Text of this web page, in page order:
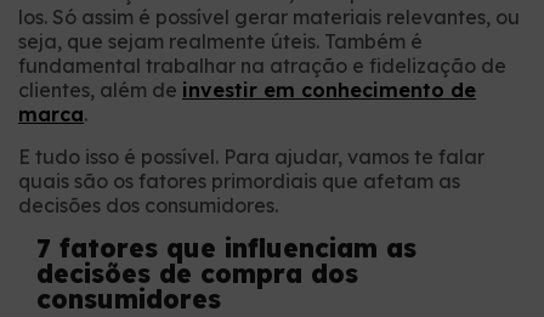
los. Só assim é possível gerar materiais relevantes, ou
seja, que sejam realmente úteis. Também é
fundamental trabalhar na atração e fidelização de
clientes, além de investir em conhecimento de
marca.
E tudo isso é possível. Para ajudar, vamos te falar
quais são os fatores primordiais que afetam as
decisões dos consumidores.
7 fatores que influenciam as
decisões de compra dos
consumidores